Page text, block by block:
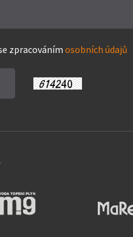
zpracovánímosobních údajů